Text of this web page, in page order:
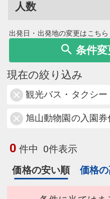
人数
出発日・出発地の変更はこちら
条件
現在の絞り込み
観光バス・タクシー
旭山動物園の入園券
0 件中 0件表示
価格の安い順
価格